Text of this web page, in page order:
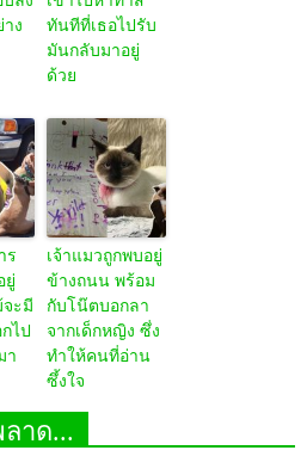
ง
ทันทีที่เธอไปรับ
มันกลับมาอยู่
ด้วย
ร
ยู่
ะมี
ไป
า
เจ้าแมวถูกพบอยู่
ข้างถนน พร้อม
กับโน๊ตบอกลา
จากเด็กหญิง ซึ่ง
ทำให้คนที่อ่าน
ซึ้งใจ
าด...